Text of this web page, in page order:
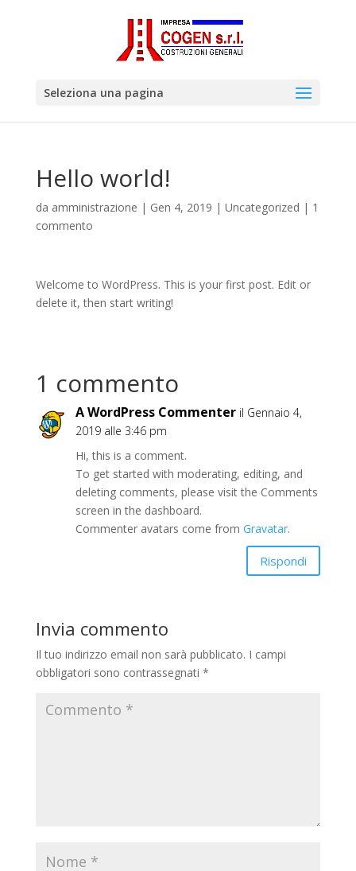
Seleziona una pagina
Hello world!
da amministrazione | Gen 4, 2019 | Uncategorized | 1
commento
Welcome to WordPress. This is your first post. Edit or
delete it, then start writing!
1 commento
A WordPress Commenter il Gennaio 4,
2019 alle 3:46 pm
Hi, this is a comment.
To get started with moderating, editing, and
deleting comments, please visit the Comments
screen in the dashboard.
Commenter avatars come from Gravatar.
Rispondi
Invia commento
Il tuo indirizzo email non sarà pubblicato. I campi
obbligatori sono contrassegnati *